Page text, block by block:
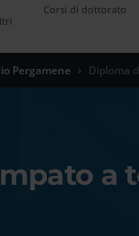
Corsi di dottorato
Pergamene Diploma
a